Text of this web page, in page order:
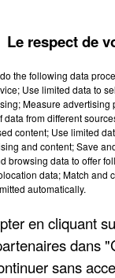
député
sur les
Elles
la gauche
dénoncé ces
Le respect de
do the following data
Use limited data to
Measure
data from different
content; Use limited
and content; Save
browsing data to offer
data; Match and
automatically.
en cliquant
dans
sans